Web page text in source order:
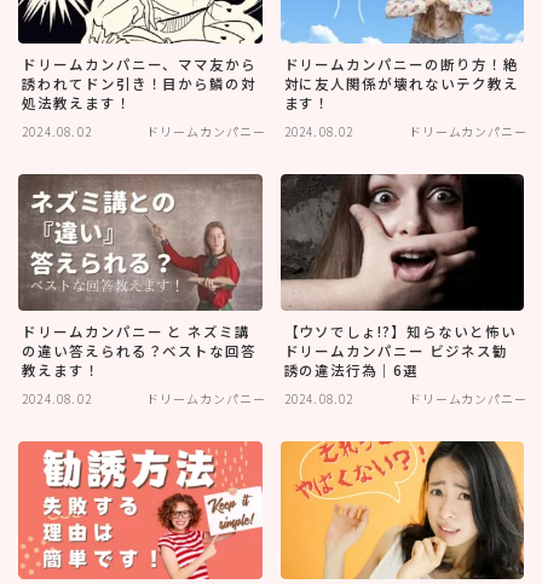
カテゴリー
ドリームカンパニー、ママ友から
誘われてドン引き！目から鱗の対
処法教えます！
2024.08.02 ドリームカンパニー
ドリームカンパニーの断り方！絶
対に友人関係が壊れないテク教え
ます！
2024.08.02 ドリームカンパニー
ドリームカンパニー と ネズミ講
の違い答えられる？ベストな回答
教えます！
2024.08.02 ドリームカンパニー
【ウソでしょ!?】知らないと怖い
ドリームカンパニー ビジネス勧
誘の違法行為｜6選
2024.08.02 ドリームカンパニー